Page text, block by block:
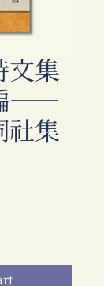
文集
－－
社集